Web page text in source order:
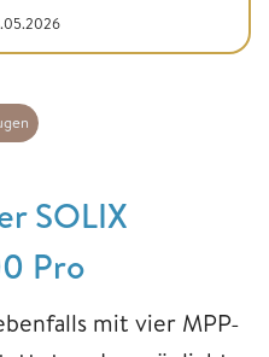
SOLIX
Pro
mit vier MPP-